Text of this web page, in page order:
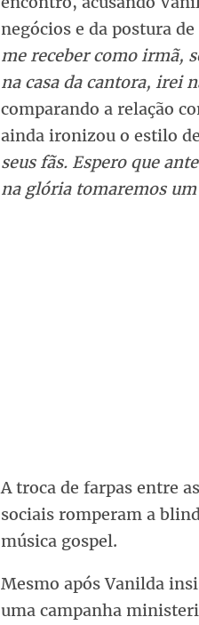
negócios e da postura
me receber como irmã,
na casa da cantora, irei
comparando a relação
ainda ironizou o estilo
seus fãs. Espero que
na glória tomaremos um
A troca de farpas entre
sociais romperam a
música gospel.
Mesmo após Vanilda
uma campanha